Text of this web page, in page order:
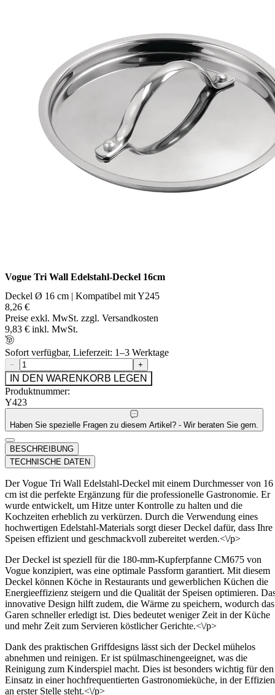
Vogue Tri Wall Edelstahl-Deckel 16cm
Deckel Ø 16 cm | Kompatibel mit Y245
8,26 €
Preise exkl. MwSt. zzgl. Versandkosten
9,83 € inkl. MwSt.
Sofort verfügbar, Lieferzeit: 1–3 Werktage
− +
IN DEN WARENKORB LEGEN
Produktnummer:
Y423
Haben Sie spezielle Fragen zu diesem Artikel? - Wir beraten Sie gern.
BESCHREIBUNG
TECHNISCHE DATEN
Der Vogue Tri Wall Edelstahl-Deckel mit einem Durchmesser von 16
cm ist die perfekte Ergänzung für die professionelle Gastronomie. Er
wurde entwickelt, um Hitze unter Kontrolle zu halten und die
Kochzeiten erheblich zu verkürzen. Durch die Verwendung eines
hochwertigen Edelstahl-Materials sorgt dieser Deckel dafür, dass Ihre
Speisen effizient und geschmackvoll zubereitet werden.<\/p>
Der Deckel ist speziell für die 180-mm-Kupferpfanne CM675 von
Vogue konzipiert, was eine optimale Passform garantiert. Mit diesem
Deckel können Köche in Restaurants und gewerblichen Küchen die
Energieeffizienz steigern und die Qualität der Speisen optimieren.
innovative Design hilft zudem, die Wärme zu speichern, wodurch das
Garen schneller erledigt ist. Dies bedeutet weniger Zeit in der Küche
und mehr Zeit zum Servieren köstlicher Gerichte.<\/p>
Dank des praktischen Griffdesigns lässt sich der Deckel mühelos
abnehmen und reinigen. Er ist spülmaschinengeeignet, was die
Reinigung zum Kinderspiel macht. Dies ist besonders wichtig für den
Einsatz in einer hochfrequentierten Gastronomieküche, in der
an erster Stelle steht.<\/p>